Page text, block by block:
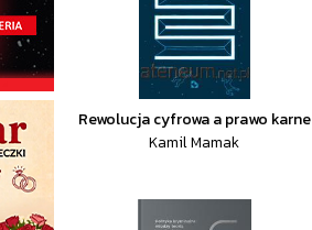
Rewolucja cyfrowa a prawo karne
Kamil Mamak